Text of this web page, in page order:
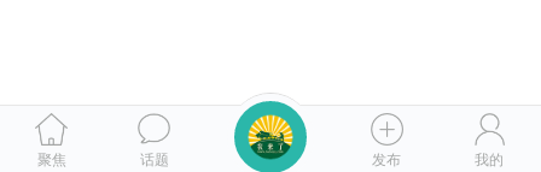
聚焦 话题 发布 我的